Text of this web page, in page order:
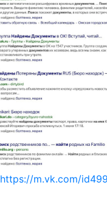
https://m.vk.com/